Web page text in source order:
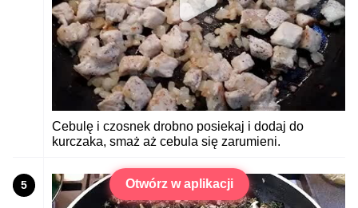
Cebulę i czosnek drobno posiekaj i dodaj do
kurczaka, smaż aż cebula się zarumieni.
5 Otwórz w aplikacji